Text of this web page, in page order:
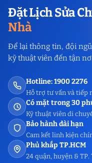
Đặt Lịch Sửa
Nhà
Để lại thông tin, đội
kỹ thuật viên đến tận
Hotline: 1900 2276
Hỗ trợ tư vấn và tiếp
Có mặt trong 30
Kỹ thuật viên di
Bảo hành dài hạn
Cam kết linh kiện
Phủ khắp TP.HCM
24 quận, huyện & TP.